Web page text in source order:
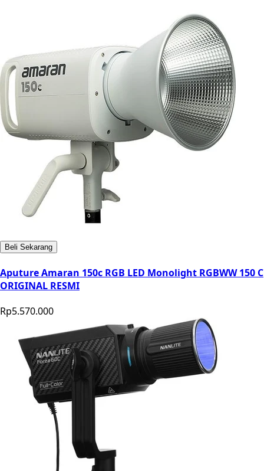
Beli Sekarang
Aputure Amaran 150c RGB LED Monolight RGBWW 150 C
ORIGINAL RESMI
Rp5.570.000